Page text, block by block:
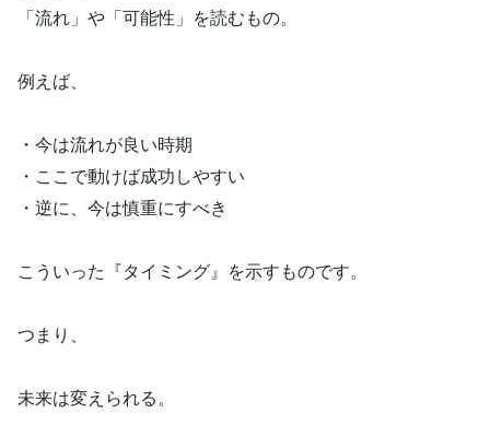
「流れ」や「可能性」を読むもの。
例えば、
・今は流れが良い時期
・ここで動けば成功しやすい
・逆に、今は慎重にすべき
こういった『タイミング』を示すものです。
つまり、
未来は変えられる。